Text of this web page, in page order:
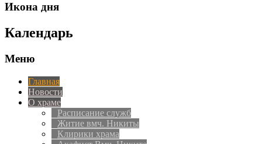
Икона дня
Календарь
Меню
Главная
Новости
О храме
Расписание служб
Житие вмч. Никиты
Клирики храма